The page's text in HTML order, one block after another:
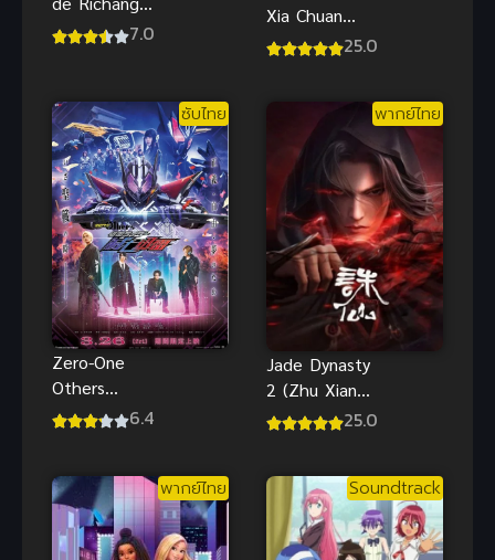
Shenghuo 5
เซียน ภาค 5
7.0
Xia Chuan
San เซียน 25.0
ซับไทย
Zero-One
Others
Kamen Rider
6.4
พากย์ไทย
Jade Dynasty
2 (Zhu Xian
2) จูเซียน 25.0
พากย์ไทย Soundtrack